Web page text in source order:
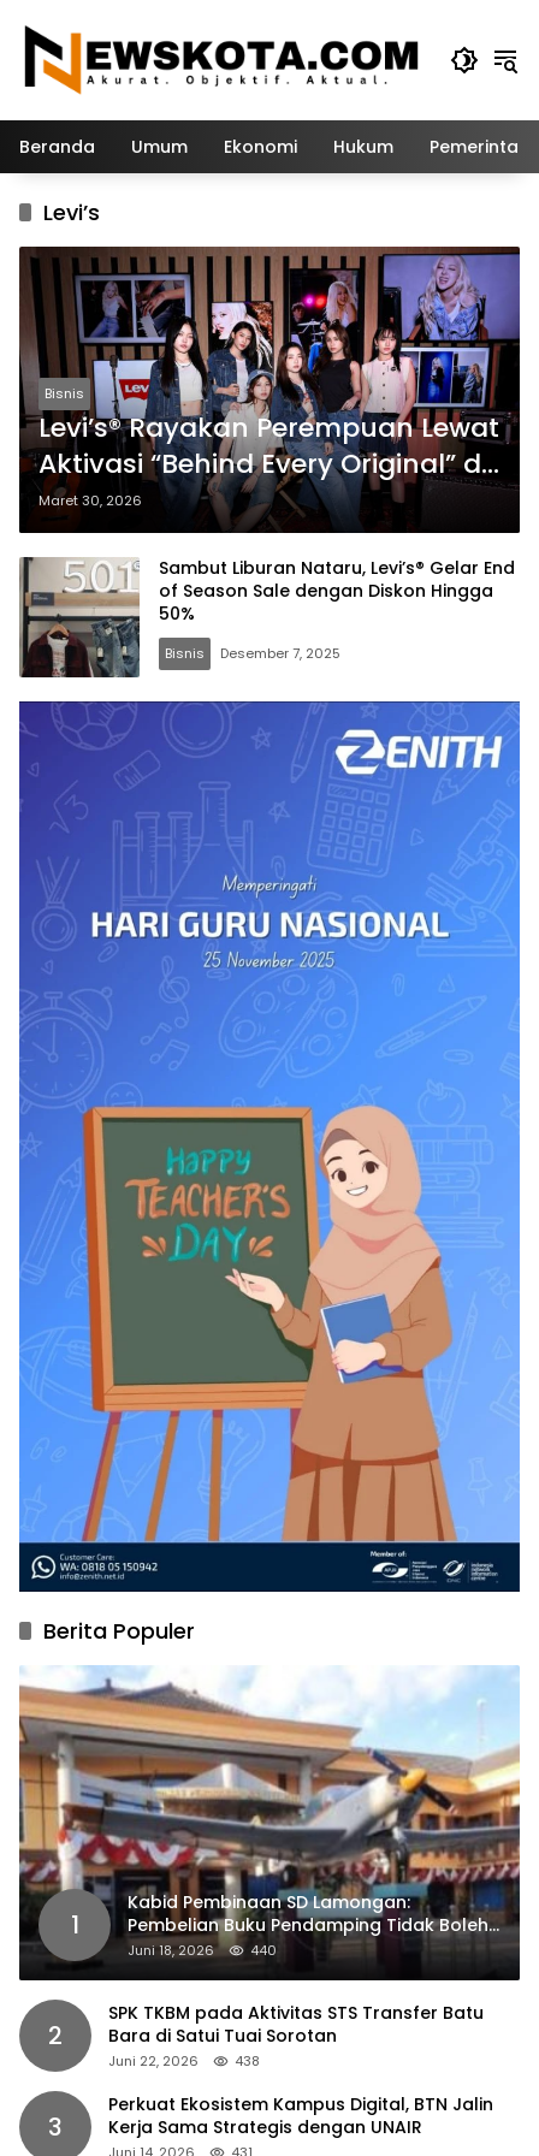
konten
Beranda Umum Ekonomi Hukum
Levi’s
Bisnis
Levi’s® Rayakan Perempuan Lewat
Aktivasi “Behind Every Original” di
Bangkok
Maret 30, 2026
Sambut Liburan Nataru, Levi’s® Gelar End
of Season Sale dengan Diskon Hingga
50%
Bisnis Desember 7, 2025
Berita Populer
1
Kabid Pembinaan SD Lamongan:
Pembelian Buku Pendamping Tidak Boleh
Dipaksakan
Juni 18, 2026 440
2
SPK TKBM pada Aktivitas STS Transfer Batu
Bara di Satui Tuai Sorotan
Juni 22, 2026 438
3
Perkuat Ekosistem Kampus Digital, BTN Jalin
Kerja Sama Strategis dengan UNAIR